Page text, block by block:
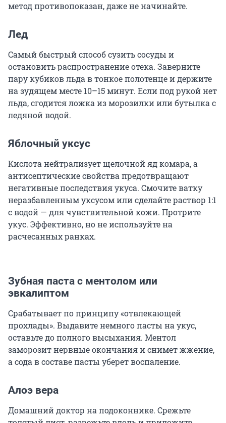
метод противопоказан, даже не начинайте.
Лед
Самый быстрый способ сузить сосуды и
остановить распространение отека. Заверните
пару кубиков льда в тонкое полотенце и держите
на зудящем месте 10–15 минут. Если под рукой нет
льда, сгодится ложка из морозилки или бутылка с
ледяной водой.
Яблочный уксус
Кислота нейтрализует щелочной яд комара, а
антисептические свойства предотвращают
негативные последствия укуса. Смочите ватку
неразбавленным уксусом или сделайте раствор 1:1
с водой — для чувствительной кожи. Протрите
укус. Эффективно, но не используйте на
расчесанных ранках.
Зубная паста с ментолом или
эвкалиптом
Срабатывает по принципу «отвлекающей
прохлады». Выдавите немного пасты на укус,
оставьте до полного высыхания. Ментол
заморозит нервные окончания и снимет жжение,
а сода в составе пасты уберет воспаление.
Алоэ вера
Домашний доктор на подоконнике. Срежьте